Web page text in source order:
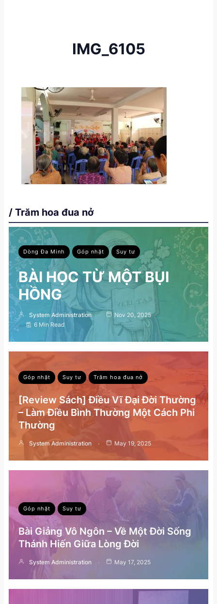
IMG_6105
/ Trăm hoa đua nở
Dòng Đa Minh Góp nhặt Suy tư
BÀI HỌC TỪ MỘT BỤI
HỒNG
System Administration
Nov 20, 2025
6 Min Read
Góp nhặt Suy tư Trăm hoa đua nở
[Review Sách] Điều Vĩ Đại Đời Thường
– Làm Điều Bình Thường Một Cách Phi
Thường
System Administration May 19, 2025
Góp nhặt Suy tư
Bài Giảng Vô Ngôn – Về Một Đời Sống
Thánh Hiến Giữa Lòng Đời
System Administration May 17, 2025